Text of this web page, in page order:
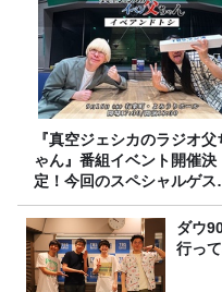
『真空ジェシカのラジオ父
ゃん』番組イベント開催決
定！今回のスペシャルゲス
は、タカアンドトシ！
ダウ
行っ